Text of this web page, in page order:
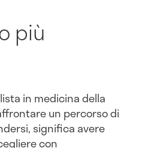
più
in medicina della
un percorso di
significa avere
con